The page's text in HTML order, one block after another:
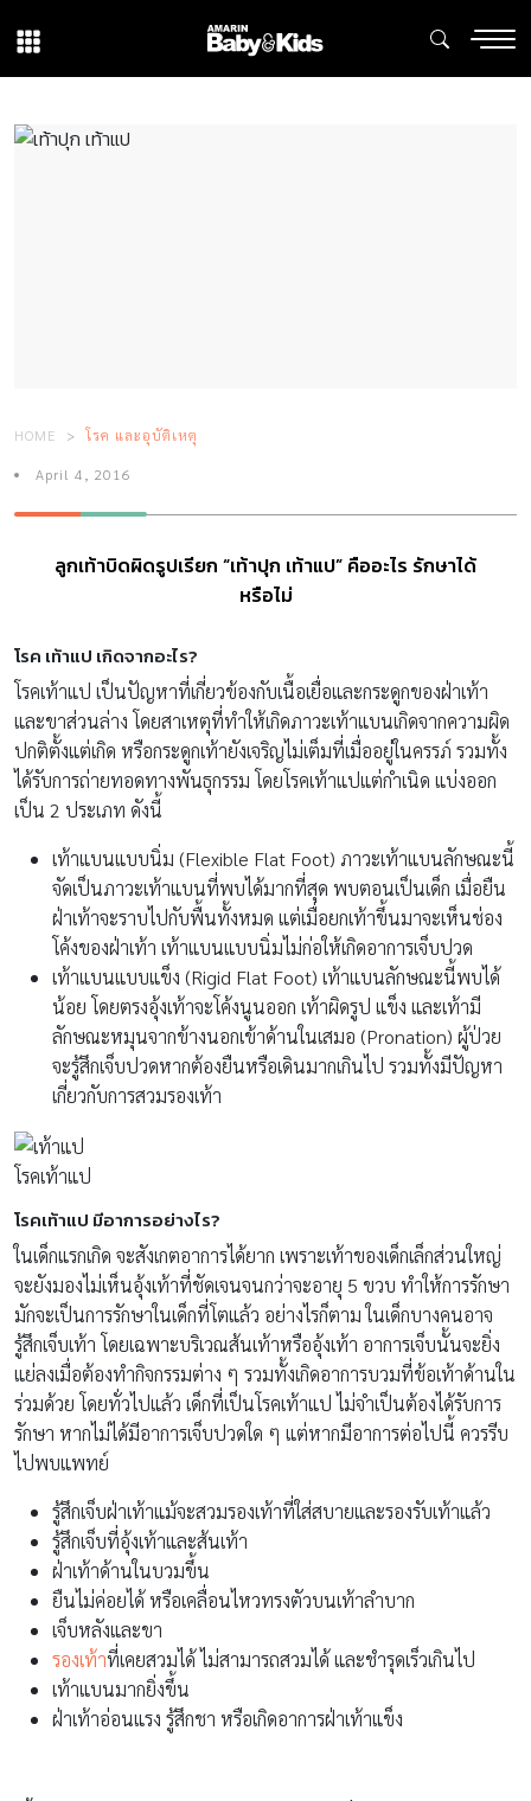
HOME โรค และอุบัติเหตุ
April 4, 2016
ลูกเท้าบิดผิดรูปเรียก “เท้าปุก เท้าแป” คืออะไร รักษาได้
หรือไม่
โรค เท้าแป เกิดจากอะไร?
โรคเท้าแป เป็นปัญหาที่เกี่ยวข้องกับเนื้อเยื่อและกระดูกของฝ่าเท้า
และขาส่วนล่าง โดยสาเหตุที่ทำให้เกิดภาวะเท้าแบนเกิดจากความผิด
ปกติตั้งแต่เกิด หรือกระดูกเท้ายังเจริญไม่เต็มที่เมื่ออยู่ในครรภ์ รวมทั้ง
ได้รับการถ่ายทอดทางพันธุกรรม โดยโรคเท้าแปแต่กำเนิด แบ่งออก
เป็น 2 ประเภท ดังนี้
เท้าแบนแบบนิ่ม (Flexible Flat Foot) ภาวะเท้าแบนลักษณะนี้
จัดเป็นภาวะเท้าแบนที่พบได้มากที่สุด พบตอนเป็นเด็ก เมื่อยืน
ฝ่าเท้าจะราบไปกับพื้นทั้งหมด แต่เมื่อยกเท้าขึ้นมาจะเห็นช่อง
โค้งของฝ่าเท้า เท้าแบนแบบนิ่มไม่ก่อให้เกิดอาการเจ็บปวด
เท้าแบนแบบแข็ง (Rigid Flat Foot) เท้าแบนลักษณะนี้พบได้
น้อย โดยตรงอุ้งเท้าจะโค้งนูนออก เท้าผิดรูป แข็ง และเท้ามี
ลักษณะหมุนจากข้างนอกเข้าด้านในเสมอ (Pronation) ผู้ป่วย
จะรู้สึกเจ็บปวดหากต้องยืนหรือเดินมากเกินไป รวมทั้งมีปัญหา
เกี่ยวกับการสวมรองเท้า
โรคเท้าแป
โรคเท้าแป มีอาการอย่างไร?
ในเด็กแรกเกิด จะสังเกตอาการได้ยาก เพราะเท้าของเด็กเล็กส่วนใหญ่
จะยังมองไม่เห็นอุ้งเท้าที่ชัดเจนจนกว่าจะอายุ 5 ขวบ ทำให้การรักษา
มักจะเป็นการรักษาในเด็กที่โตแล้ว อย่างไรก็ตาม ในเด็กบางคนอาจ
รู้สึกเจ็บเท้า โดยเฉพาะบริเวณส้นเท้าหรืออุ้งเท้า อาการเจ็บนั้นจะยิ่ง
แย่ลงเมื่อต้องทำกิจกรรมต่าง ๆ รวมทั้งเกิดอาการบวมที่ข้อเท้าด้านใน
ร่วมด้วย โดยทั่วไปแล้ว เด็กที่เป็นโรคเท้าแป ไม่จำเป็นต้องได้รับการ
รักษา หากไม่ได้มีอาการเจ็บปวดใด ๆ แต่หากมีอาการต่อไปนี้ ควรรีบ
ไปพบแพทย์
รู้สึกเจ็บฝ่าเท้าแม้จะสวมรองเท้าที่ใส่สบายและรองรับเท้าแล้ว
รู้สึกเจ็บที่อุ้งเท้าและส้นเท้า
ฝ่าเท้าด้านในบวมขึ้น
ยืนไม่ค่อยได้ หรือเคลื่อนไหวทรงตัวบนเท้าลำบาก
เจ็บหลังและขา
รองเท้าที่เคยสวมได้ ไม่สามารถสวมได้ และชำรุดเร็วเกินไป
เท้าแบนมากยิ่งขึ้น
ฝ่าเท้าอ่อนแรง รู้สึกชา หรือเกิดอาการฝ่าเท้าแข็ง